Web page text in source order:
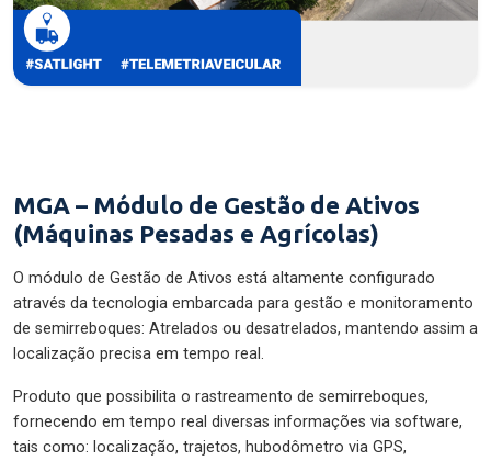
MGA – Módulo de Gestão de Ativos
(Máquinas Pesadas e Agrícolas)
O módulo de Gestão de Ativos está altamente configurado
através da tecnologia embarcada para gestão e monitoramento
de semirreboques: Atrelados ou desatrelados, mantendo assim a
localização precisa em tempo real.
Produto que possibilita o rastreamento de semirreboques,
fornecendo em tempo real diversas informações via software,
tais como: localização, trajetos, hubodômetro via GPS,